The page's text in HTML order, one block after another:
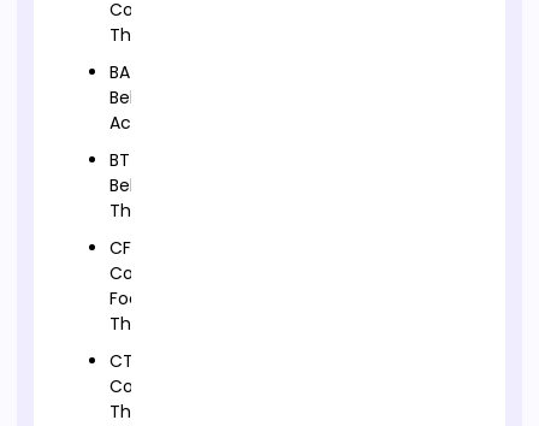
Commitment
Therapy
BA-
Behavioral
Activation
BT-
Behavioural
Therapy
CFT-
Compassion
Focused
Therapy
CT-
Cognitive
Therapy